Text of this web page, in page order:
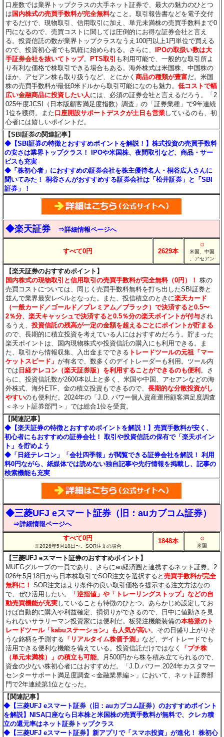
口座数では業界トップクラスの大手ネット証券で、最大の魅力のひとつ
は 国内株式の売買手数料が完全無料なこと。取引報告書などを電子交付
するだけで、現物取引、信用取引に加え、単元未満株の売買手数料まで0
円になるので、売買コストに関しては圧倒的にお得な証券会社と言え
る。投資信託の数が業界トップクラスなうえ100円以上1円単位で買える
ので、投資初心者でも気軽に始められる。さらに、
IPOの取扱い数は大
手証券会社を抜いてトップ。 PTS取引 も利用可能で、一般的な取引所よ
り有利な価格で株取引できる場合もある。海外株式は米国株、中国株の
ほか、アセアン株も取り扱うなど、とにかく商品の種類が豊富だ。米国
株の売買手数料が最低0米ドルから取引可能になのも魅力。低コストで幅
広い金融商品に投資したい人 には、必須の証券会社と言えるだろう。「2
025年度JCSI（日本版顧客満足度指数）調査」の「証券業種」で9年連続
1位を獲得。また口座開設サポートデスクが土日も営業しているのも、初
心者には嬉しいポイントだ。
【SBI証券の関連記事】
◆【SBI証券の特徴とおすすめポイントを解説！】株式投資の売買手数料
の安さは業界トップクラス！ IPOや米国株、夜間取引など、商品・サー
ビスも充実
◆「株初心者」におすすめの証券会社を株主優待名人・桐谷広人さんに
聞いてみた！ 桐谷さんがおすすめする証券会社は「松井証券」と「SBI
証券」！
◆楽天証券 ⇒詳細情報ページへ
すべて0円 2629本
○
米国、中国
、アセアン
【楽天証券のおすすめポイント】
国内株式の現物取引と信用取引の売買手数料が完全無料（0円）！ 株の
売買コストについては、同じく売買手数料無料を打ち出したSBI証券と
並んで業界最安レベルとなった。また、投信積立のときに楽天カード
（一般カード／ゴールド／プレミアム／ブラック）で決済すると0.5〜
2％分、楽天キャッシュで決済すると0.5％分の楽天ポイントが付与され
るうえ、投資信託の残高が一定の金額を超えるごとにポイントが貯まる
ので、長期的に積立投資を考えている人にはおすすめだろう。貯まった
楽天ポイントは、国内現物株式や投資信託の購入にも利用できる。ま
た、取引から情報収集、入出金までできる トレードツールの元祖「マー
ケットスピード」が有名で、数多くのデイトレーダーも利用。ツール内
では 日経テレコン（楽天証券版）を利用することができるのも便利 。さ
らに、投資信託数が2600本以上と多く、米国や中国、アセアンなどの海
外株式、海外ETF、金の積立投資もできるので、長期的な分散投資がし
やすいのも便利だ。2024年の「J.D. パワー個人資産運用顧客満足度調査
＜ネット証券部門＞」では総合1位を受賞。
【関連記事】
◆【楽天証券の特徴とおすすめポイントを解説！】売買手数料が安く、
初心者にもおすすめの証券会社！ 取引や投資信託の保有で「楽天ポイン
ト」を貯めよう
◆「日経テレコン」「会社四季報」が閲覧できる証券会社を解説！ 利用
料0円ながら、紙媒体では読めない独自記事や先行情報を掲載し、記事の
検索機能も充実
◆三菱UFJ eスマート証券（旧：auカブコム証券）
⇒詳細情報ページへ
すべて0円
※2026年5月18日〜。SOR注文の場合
1848本 ○
米国
【三菱UFJ eスマート証券のおすすめポイント】
MUFGグループの一員であり、さらにau経済圏と連携するネット証券。2
026年5月18日から日本株取引でSOR注文を選択すると売買手数料が完全
無料に！ SOR注文はより条件の良い取引価格を提示する注文方法なの
で、ぜひ活用したい。
「逆指値」や「トレーリングストップ」などの自
動売買機能が充実していることも特徴のひとつ。あらかじめ設定してお
けば自動的に購入や利益確定、損切りができるので、日中に値動きを見
られないサラリーマン投資家には便利だ。板発注機能装備の本格派のト
レードツール「kabuステーション」も人気が高い。その日盛り上がりそ
うな銘柄を予測する 「リアルタイム株価予測」 など、デイトレードでも
活用できる便利な機能を備えている。投資信託だけではなく
「プチ株
（単元未満株）」の積立も可能。月500円から株を積み立てられるので、
資金の少ない株初心者にはおすすめだ。「J.D.パワー 2024年カスタマー
センターサポート満足度調査＜金融業界編＞」において、ネット証券部
門で2年連続第1位となった。
【関連記事】
◆【三菱UFJ eスマート証券（旧：auカブコム証券）のおすすめポイント
を解説】NISA口座なら日本株と米国株の売買手数料が無料で、クレカ積
立の還元率はネット証券トップクラス
◆【三菱UFJ eスマート証券】新アプリで「スマホ投資」が進化！ 株初心